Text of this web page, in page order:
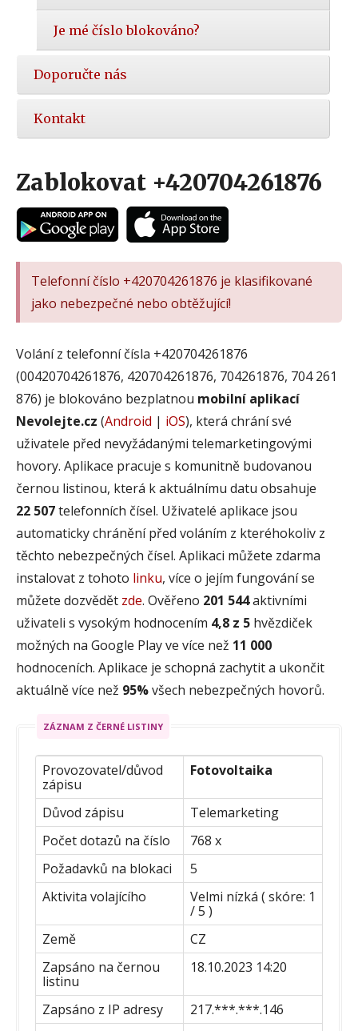
Je mé číslo blokováno?
Doporučte nás
Kontakt
Zablokovat +420704261876
Telefonní číslo +420704261876 je klasifikované
jako nebezpečné nebo obtěžující!
Volání z telefonní čísla +420704261876
(00420704261876, 420704261876, 704261876, 704 261
876) je blokováno bezplatnou mobilní aplikací
Nevolejte.cz (Android | iOS), která chrání své
uživatele před nevyžádanými telemarketingovými
hovory. Aplikace pracuje s komunitně budovanou
černou listinou, která k aktuálnímu datu obsahuje
22 507telefonních čísel. Uživatelé aplikace jsou
automaticky chránění před voláním z kteréhokoliv z
těchto nebezpečných čísel. Aplikaci můžete zdarma
instalovat z tohoto linku, více o jejím fungování se
můžete dozvědět zde. Ověřeno 201 544aktivními
uživateli s vysokým hodnocením 4,8 z 5 hvězdiček
možných na Google Play ve více než 11 000
hodnoceních. Aplikace je schopná zachytit a ukončit
aktuálně více než 95%všech nebezpečných hovorů.
ZÁZNAM Z ČERNÉ LISTINY
Provozovatel/důvod
zápisu
Fotovoltaika
Důvod zápisu
Telemarketing
Počet dotazů na číslo
768 x
Požadavků na blokaci
5
Aktivita volajícího
Velmi nízká ( skóre: 1
/ 5 )
Země
CZ
Zapsáno na černou
listinu
18.10.2023 14:20
Zapsáno z IP adresy
217.***.***.146